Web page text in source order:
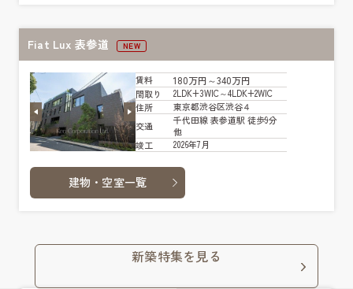
Fiat Lux 表参道 NEW
賃料 180万円～340万円
間取り
2LDK+3WIC～4LDK+2WIC
住所
東京都渋谷区渋谷４
交通
千代田線 表参道駅 徒歩9分
他
竣工
2026年7月
建物・空室一覧
新築特集を見る